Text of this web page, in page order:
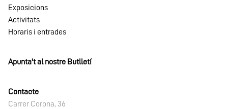
Exposicions
Activitats
Horaris i entrades
Apunta't al nostre Butlletí
Contacte
Carrer Corona, 36